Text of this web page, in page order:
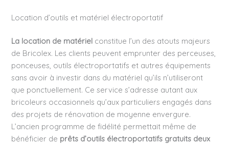
Location d’outils et matériel électroportatif
La location de matériel constitue l’un des atouts majeurs
de Bricolex. Les clients peuvent emprunter des perceuses,
ponceuses, outils électroportatifs et autres équipements
sans avoir à investir dans du matériel qu’ils n’utiliseront
que ponctuellement. Ce service s’adresse autant aux
bricoleurs occasionnels qu’aux particuliers engagés dans
des projets de rénovation de moyenne envergure.
L’ancien programme de fidélité permettait même de
bénéficier de prêts d’outils électroportatifs gratuits deux